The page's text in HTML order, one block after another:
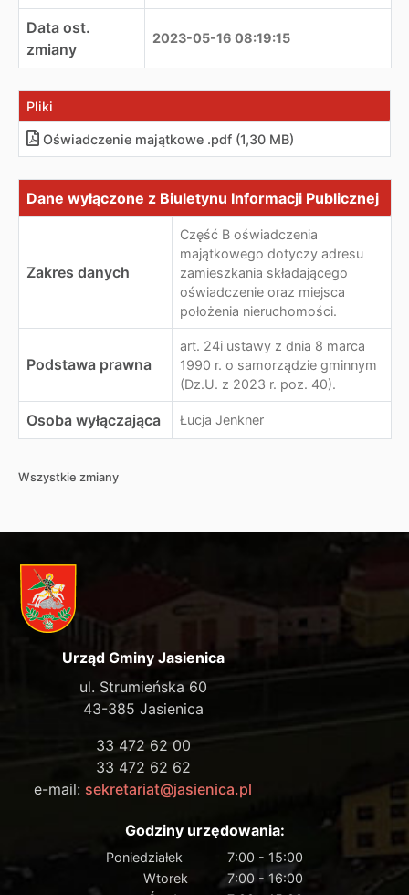
Data ost.
zmiany
2023-05-16 08:19:15
Pliki
Oświadczenie majątkowe .pdf (1,30 MB)
Dane wyłączone z Biuletynu Informacji Publicznej
Dane wyłączone z Biuletynu Informacji Publicznej
Zakres danych
Część B oświadczenia
majątkowego dotyczy adresu
zamieszkania składającego
oświadczenie oraz miejsca
położenia nieruchomości.
Podstawa prawna
art. 24i ustawy z dnia 8 marca
1990 r. o samorządzie gminnym
(Dz.U. z 2023 r. poz. 40).
Osoba wyłączająca Łucja Jenkner
Wszystkie zmiany
Urząd Gminy Jasienica
ul. Strumieńska 60
43-385 Jasienica
33 472 62 00
33 472 62 62
e-mail: sekretariat@jasienica.pl
Godziny urzędowania:
Poniedziałek
7:00 - 15:00
Wtorek
7:00 - 16:00